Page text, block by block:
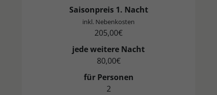
Saisonpreis 1. Nacht
inkl. Nebenkosten
205,00€
jede weitere Nacht
80,00€
für Personen
2